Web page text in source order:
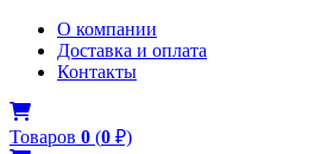
О компании
Доставка и оплата
Контакты
Товаров 0 (0 ₽)